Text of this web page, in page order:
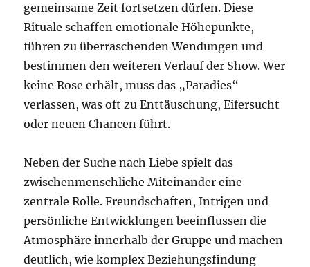
gemeinsame Zeit fortsetzen dürfen. Diese
Rituale schaffen emotionale Höhepunkte,
führen zu überraschenden Wendungen und
bestimmen den weiteren Verlauf der Show. Wer
keine Rose erhält, muss das „Paradies“
verlassen, was oft zu Enttäuschung, Eifersucht
oder neuen Chancen führt.
Neben der Suche nach Liebe spielt das
zwischenmenschliche Miteinander eine
zentrale Rolle. Freundschaften, Intrigen und
persönliche Entwicklungen beeinflussen die
Atmosphäre innerhalb der Gruppe und machen
deutlich, wie komplex Beziehungsfindung